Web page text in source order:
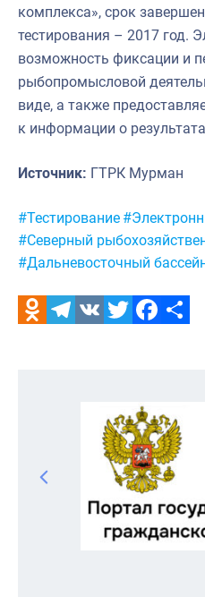
комплекса», срок
тестирования – 2017 год.
возможность фиксации и
рыбопромысловой
виде, а также
к информации о
Источник: ГТРК Мурман
Метки:
#Тестирование
#Северный
#Дальневосточный